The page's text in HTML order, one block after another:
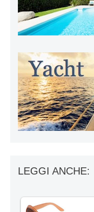
LEGGI ANCHE: